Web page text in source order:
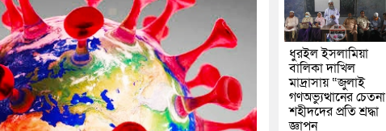
ধুরইল ইসলামিয়া
বালিকা দাখিল
মাদ্রাসায় “জুলাই
গণঅভ্যুত্থানের চেতনা
শহীদদের প্রতি শ্রদ্ধা
জ্ঞাপন